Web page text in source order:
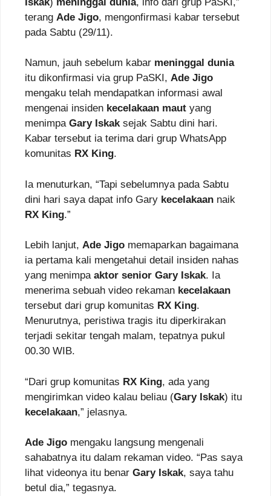
terang Ade Jigo, mengonfirmasi kabar tersebut
pada Sabtu (29/11).
Namun, jauh sebelum kabar meninggal dunia
itu dikonfirmasi via grup PaSKI, Ade Jigo
mengaku telah mendapatkan informasi awal
mengenai insiden kecelakaan maut yang
menimpa Gary Iskaksejak Sabtu dini hari.
Kabar tersebut ia terima dari grup WhatsApp
komunitas RX King.
Ia menuturkan, “Tapi sebelumnya pada Sabtu
dini hari saya dapat info Gary kecelakaan naik
RX King.”
Lebih lanjut, Ade Jigo memaparkan bagaimana
ia pertama kali mengetahui detail insiden nahas
yang menimpa aktor senior Gary Iskak. Ia
menerima sebuah video rekaman kecelakaan
tersebut dari grup komunitas RX King.
Menurutnya, peristiwa tragis itu diperkirakan
terjadi sekitar tengah malam, tepatnya pukul
00.30 WIB.
“Dari grup komunitas RX King, ada yang
mengirimkan video kalau beliau (Gary Iskak) itu
kecelakaan,” jelasnya.
Ade Jigo mengaku langsung mengenali
sahabatnya itu dalam rekaman video. “Pas saya
lihat videonya itu benar Gary Iskak, saya tahu
betul dia,” tegasnya.